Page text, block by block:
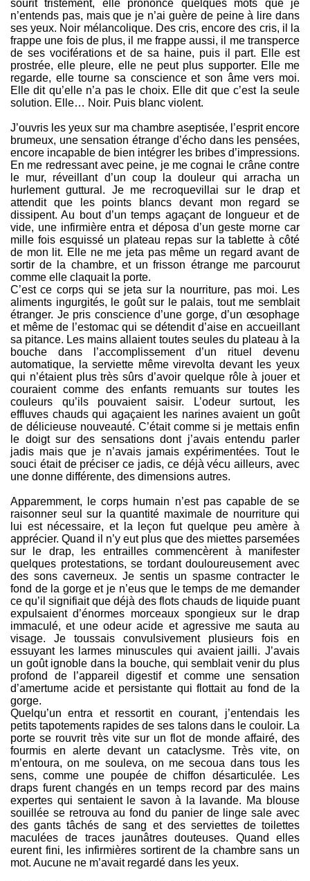
sourit tristement, elle prononce quelques mots que je
n’entends pas, mais que je n’ai guère de peine à lire dans
ses yeux. Noir mélancolique. Des cris, encore des cris, il la
frappe une fois de plus, il me frappe aussi, il me transperce
de ses vociférations et de sa haine, puis il part. Elle est
prostrée, elle pleure, elle ne peut plus supporter. Elle me
regarde, elle tourne sa conscience et son âme vers moi.
Elle dit qu’elle n’a pas le choix. Elle dit que c’est la seule
solution. Elle… Noir. Puis blanc violent.
J’ouvris les yeux sur ma chambre aseptisée, l’esprit encore
brumeux, une sensation étrange d’écho dans les pensées,
encore incapable de bien intégrer les bribes d’impressions.
En me redressant avec peine, je me cognai le crâne contre
le mur, réveillant d’un coup la douleur qui arracha un
hurlement guttural. Je me recroquevillai sur le drap et
attendit que les points blancs devant mon regard se
dissipent. Au bout d’un temps agaçant de longueur et de
vide, une infirmière entra et déposa d’un geste morne car
mille fois esquissé un plateau repas sur la tablette à côté
de mon lit. Elle ne me jeta pas même un regard avant de
sortir de la chambre, et un frisson étrange me parcourut
comme elle claquait la porte.
C’est ce corps qui se jeta sur la nourriture, pas moi. Les
aliments ingurgités, le goût sur le palais, tout me semblait
étranger. Je pris conscience d’une gorge, d’un œsophage
et même de l’estomac qui se détendit d’aise en accueillant
sa pitance. Les mains allaient toutes seules du plateau à la
bouche dans l’accomplissement d’un rituel devenu
automatique, la serviette même virevolta devant les yeux
qui n’étaient plus très sûrs d’avoir quelque rôle à jouer et
couraient comme des enfants remuants sur toutes les
couleurs qu’ils pouvaient saisir. L’odeur surtout, les
effluves chauds qui agaçaient les narines avaient un goût
de délicieuse nouveauté. C’était comme si je mettais enfin
le doigt sur des sensations dont j’avais entendu parler
jadis mais que je n’avais jamais expérimentées. Tout le
souci était de préciser ce jadis, ce déjà vécu ailleurs, avec
une donne différente, des dimensions autres.
Apparemment, le corps humain n’est pas capable de se
raisonner seul sur la quantité maximale de nourriture qui
lui est nécessaire, et la leçon fut quelque peu amère à
apprécier. Quand il n’y eut plus que des miettes parsemées
sur le drap, les entrailles commencèrent à manifester
quelques protestations, se tordant douloureusement avec
des sons caverneux. Je sentis un spasme contracter le
fond de la gorge et je n’eus que le temps de me demander
ce qu’il signifiait que déjà des flots chauds de liquide puant
expulsaient d’énormes morceaux spongieux sur le drap
immaculé, et une odeur acide et agressive me sauta au
visage. Je toussais convulsivement plusieurs fois en
essuyant les larmes minuscules qui avaient jailli. J’avais
un goût ignoble dans la bouche, qui semblait venir du plus
profond de l’appareil digestif et comme une sensation
d’amertume acide et persistante qui flottait au fond de la
gorge.
Quelqu’un entra et ressortit en courant, j’entendais les
petits tapotements rapides de ses talons dans le couloir. La
porte se rouvrit très vite sur un flot de monde affairé, des
fourmis en alerte devant un cataclysme. Très vite, on
m’entoura, on me souleva, on me secoua dans tous les
sens, comme une poupée de chiffon désarticulée. Les
draps furent changés en un temps record par des mains
expertes qui sentaient le savon à la lavande. Ma blouse
souillée se retrouva au fond du panier de linge sale avec
des gants tâchés de sang et des serviettes de toilettes
maculées de traces jaunâtres douteuses. Quand elles
eurent fini, les infirmières sortirent de la chambre sans un
mot. Aucune ne m’avait regardé dans les yeux.